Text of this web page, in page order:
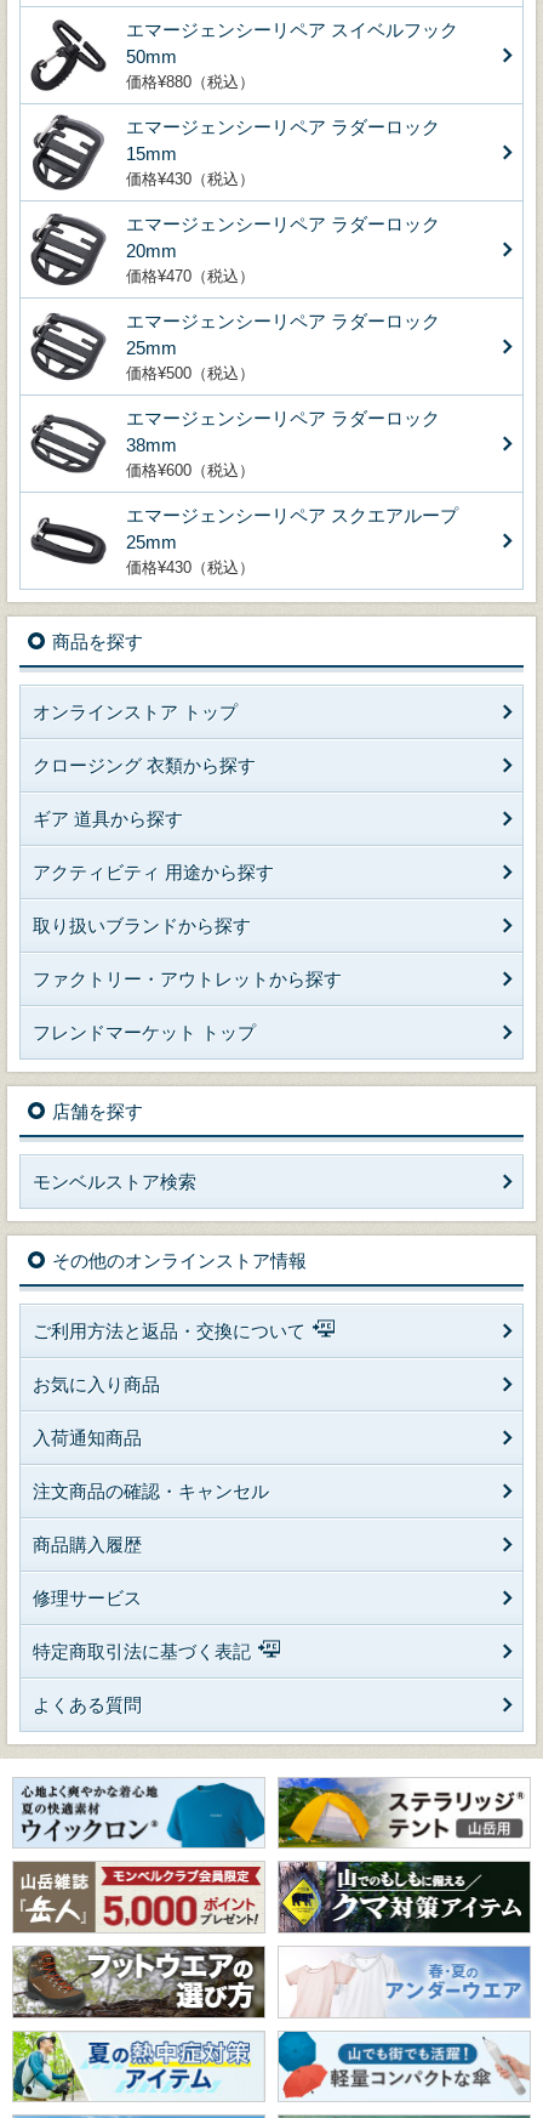
エマージェンシーリペア スイベルフック
50mm
価格¥880（税込）
エマージェンシーリペア ラダーロック
15mm
価格¥430（税込）
エマージェンシーリペア ラダーロック
20mm
価格¥470（税込）
エマージェンシーリペア ラダーロック
25mm
価格¥500（税込）
エマージェンシーリペア ラダーロック
38mm
価格¥600（税込）
エマージェンシーリペア スクエアループ
25mm
価格¥430（税込）
商品を探す
オンラインストア トップ
クロージング 衣類から探す
ギア 道具から探す
アクティビティ 用途から探す
取り扱いブランドから探す
ファクトリー・アウトレットから探す
フレンドマーケット トップ
店舗を探す
モンベルストア検索
その他のオンラインストア情報
ご利用方法と返品・交換について
お気に入り商品
入荷通知商品
注文商品の確認・キャンセル
商品購入履歴
修理サービス
特定商取引法に基づく表記
よくある質問